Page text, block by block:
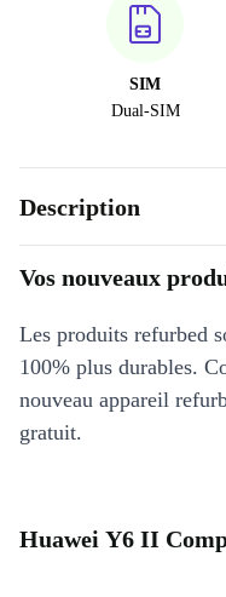
SIM
Dual-SIM
Description
Vos nouveaux
Les produits refurbed
100% plus durables.
nouveau appareil
gratuit.
Huawei Y6 II